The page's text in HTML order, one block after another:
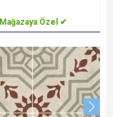
Mağazaya Özel ✔